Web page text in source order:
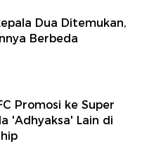
Dua Ditemukan,
Berbeda
Promosi ke Super
'Adhyaksa' Lain di